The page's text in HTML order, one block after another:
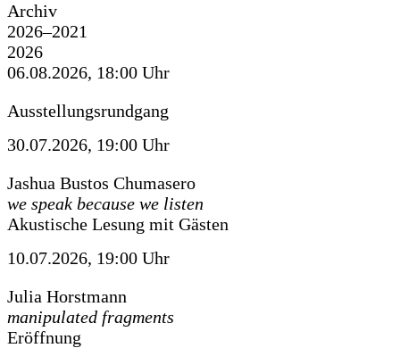
Archiv
2026–2021
2026
06.08.2026, 18:00 Uhr
Ausstellungsrundgang
30.07.2026, 19:00 Uhr
Jashua Bustos Chumasero
we speak because we listen
Akustische Lesung mit Gästen
10.07.2026, 19:00 Uhr
Julia Horstmann
manipulated fragments
Eröffnung